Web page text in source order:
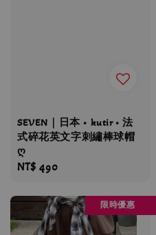
SEVEN｜日本 • kutir • 法
式碎花英文字刺繡棒球帽
ღ
Regular
NT$ 490
限時優惠